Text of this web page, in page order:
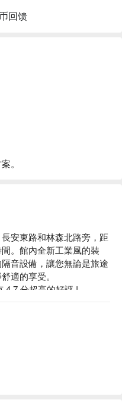
回馈
。
安東路和林森北路旁，距
。館內全新工業風的裝
音設備，讓您無論是旅途
適的享受。
4.7 分超高的好評 !
停車場；較佳的隔音設
保障。
案、瑞絲逸旅店休息方案